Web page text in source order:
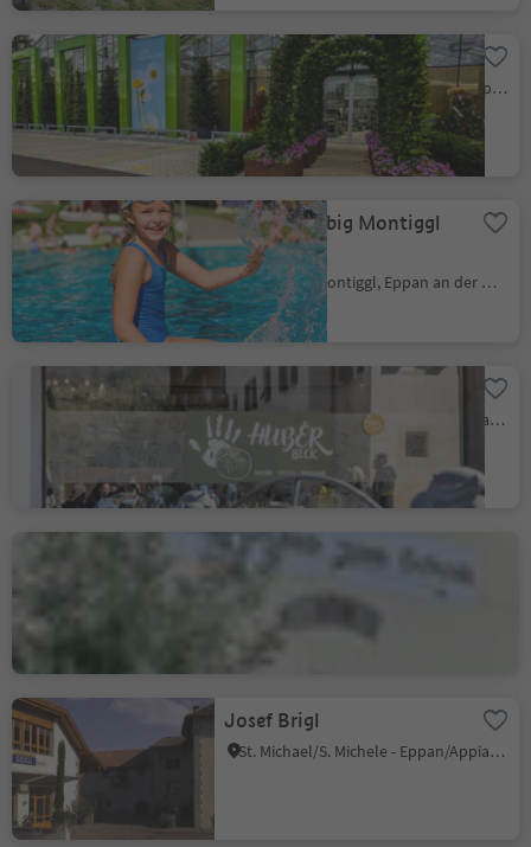
Garden World Platter
S. Michele/St. Michael - Appiano/Eppan, Eppan an der Weinstaße/Appiano sulla Strada del Vino, Alto Adige Wine Road
Lido at the big Montiggl
lake
Monticolo/Montiggl, Eppan an der Weinstaße/Appiano sulla Strada del Vino, Alto Adige Wine Road
Huber Beck
St. Michael/S. Michele - Eppan/Appiano, Eppan an der Weinstaße/Appiano sulla Strada del Vino, Alto Adige Wine Road
Gasthaus zum Schenk
Josef Brigl
St. Michael/S. Michele - Eppan/Appiano, Eppan an der Weinstaße/Appiano sulla Strada del Vino, Alto Adige Wine Road